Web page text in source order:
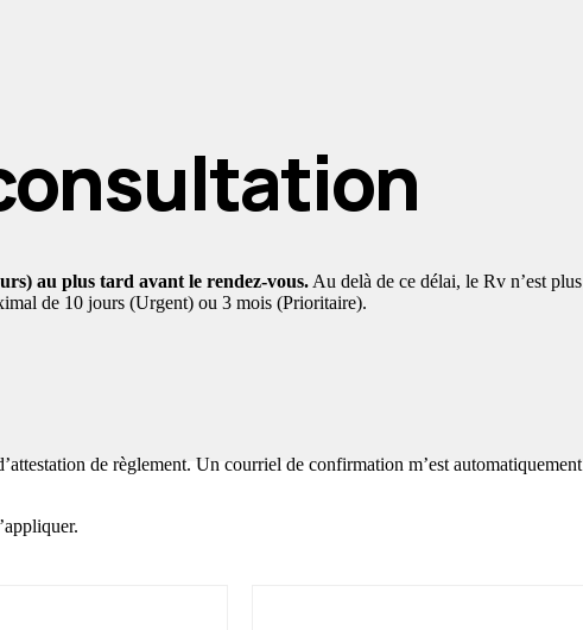
au plus tard avant le rendez-vous. Au delà de ce délai, le Rv n’est plus
de 10 jours (Urgent) ou 3 mois (Prioritaire).
de règlement. Un courriel de confirmation m’est automatiquement